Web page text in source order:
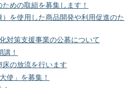
めの取組を募集します！
を使用した商品開発や利用促進のた
対策支援事業の公募について
！
の放流を行います
使」を募集！